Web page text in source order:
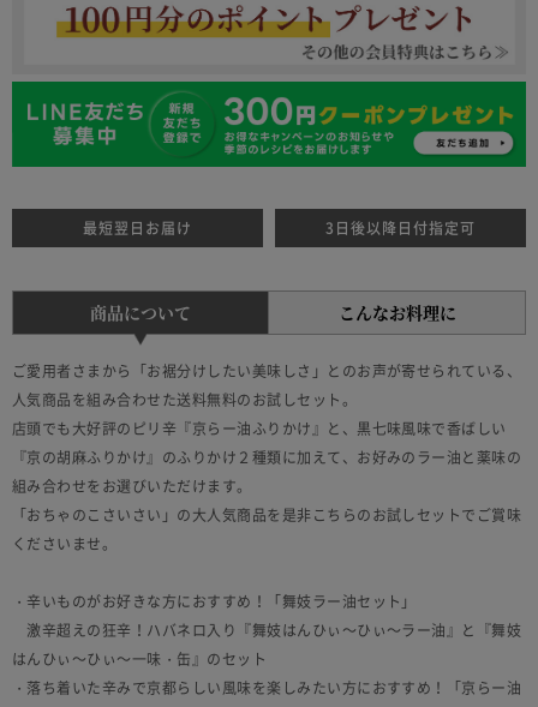
最短翌日お届け 3日後以降日付指定可
商品について こんなお料理に
ご愛用者さまから「お裾分けしたい美味しさ」とのお声が寄せられている、
人気商品を組み合わせた送料無料のお試しセット。
店頭でも大好評のピリ辛『京らー油ふりかけ』と、黒七味風味で香ばしい
『京の胡麻ふりかけ』のふりかけ２種類に加えて、お好みのラー油と薬味の
組み合わせをお選びいただけます。
「おちゃのこさいさい」の大人気商品を是非こちらのお試しセットでご賞味
くださいませ。
・辛いものがお好きな方におすすめ！「舞妓ラー油セット」
激辛超えの狂辛！ハバネロ入り『舞妓はんひぃ～ひぃ～ラー油』と『舞妓
はんひぃ～ひぃ～一味・缶』のセット
・落ち着いた辛みで京都らしい風味を楽しみたい方におすすめ！「京らー油